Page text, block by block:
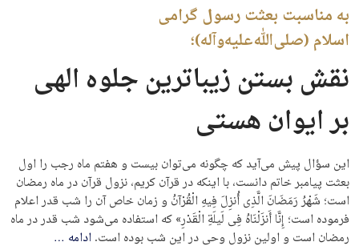
به مناسبت بعثت رسول گرامی
اسلام (صلی‌الله‌علیه‌و‌‌آله)؛
نقش بستن زیباترین جلوه الهی
بر ایوان هستی
این سؤال پیش می‌آید که چگونه می‌توان بیست و هفتم ماه رجب را اول
بعثت پیامبر خاتم دانست، با اینکه در قرآن کریم، نزول قرآن در ماه رمضان
است؛ شَهْرُ رَمَضَانَ الَّذِی أُنزِلَ فِیهِ الْقُرْآنُ و زمان خاص آن را شب قدر اعلام
فرموده است؛ إِنَّا أَنزَلْنَاهُ فِی لَیلَةِ الْقَدْرِ» که استفاده می‌شود شب قدر در ماه
رمضان است و اولین نزول وحی در این شب بوده است.ادامه …